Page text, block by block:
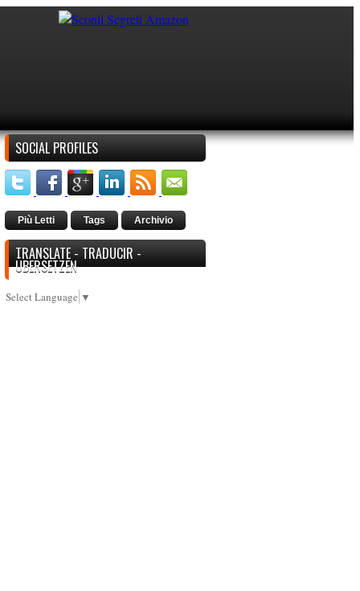
SOCIAL PROFILES
Più Letti Tags Archivio
TRANSLATE - TRADUCIR -
ÜBERSETZEN
Select Language ▼